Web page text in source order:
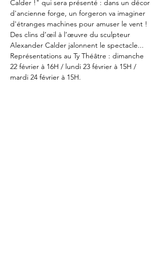
Calder !" qui sera présenté : dans un décor
d'ancienne forge, un forgeron va imaginer
d'étranges machines pour amuser le vent !
Des clins d’œil à l’œuvre du sculpteur
Alexander Calder jalonnent le spectacle...
Représentations au Ty Théâtre : dimanche
22 février à 16H / lundi 23 février à 15H /
mardi 24 février à 15H.